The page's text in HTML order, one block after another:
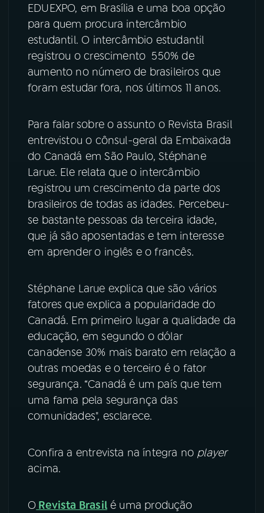
06VIDEOCASTS
07
ACOMPANHE A RÁDIO NACIONAL
YouTube Facebook
Instagram
TikTok
EDUEXPO, em Brasília e uma boa opção
para quem procura intercâmbio
estudantil. O intercâmbio estudantil
registrou o crescimento 550% de
aumento no número de brasileiros que
foram estudar fora, nos últimos 11 anos.
Para falar sobre o assunto o Revista Brasil
entrevistou o cônsul-geral da Embaixada
do Canadá em São Paulo, Stéphane
Larue. Ele relata que o intercâmbio
registrou um crescimento da parte dos
brasileiros de todas as idades. Percebeu-
se bastante pessoas da terceira idade,
que já são aposentadas e tem interesse
em aprender o inglês e o francês.
Stéphane Larue explica que são vários
fatores que explica a popularidade do
Canadá. Em primeiro lugar a qualidade da
educação, em segundo o dólar
canadense 30% mais barato em relação a
outras moedas e o terceiro é o fator
segurança. “Canadá é um país que tem
uma fama pela segurança das
comunidades", esclarece.
Confira a entrevista na íntegra no player
acima.
O Revista Brasilé uma produção